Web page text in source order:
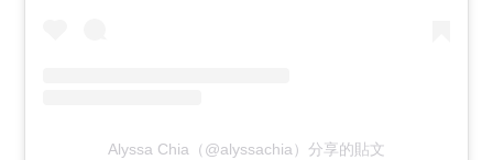
Alyssa Chia（@alyssachia）分享的貼文